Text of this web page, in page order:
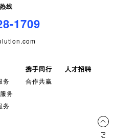
线
1709
务
务
务
携手同行
合作共赢
人才招聘